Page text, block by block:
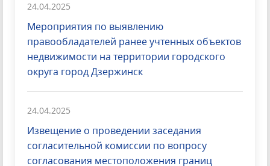
24.04.2025
Мероприятия по выявлению
правообладателей ранее учтенных объектов
недвижимости на территории городского
округа город Дзержинск
24.04.2025
Извещение о проведении заседания
согласительной комиссии по вопросу
согласования местоположения границ